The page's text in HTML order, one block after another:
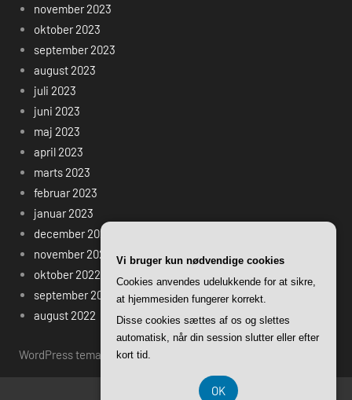
november 2023
oktober 2023
september 2023
august 2023
juli 2023
juni 2023
maj 2023
april 2023
marts 2023
februar 2023
januar 2023
december 2022
november 2022
oktober 2022
september 2022
august 2022
WordPress tema: Harrison by ThemeZee.
Vi bruger kun nødvendige cookies
Cookies anvendes udelukkende for at sikre,
at hjemmesiden fungerer korrekt.
Disse cookies sættes af os og slettes
automatisk, når din session slutter eller efter
kort tid.
OK